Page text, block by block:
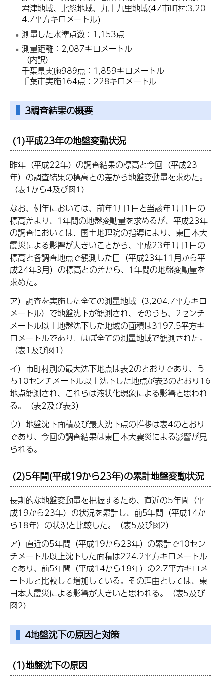
君津地域、北総地域、九十九里地域(47市町村:3,20
4.7平方キロメートル)
測量した水準点数：1,153点
測量距離：2,087キロメートル
（内訳）
千葉県実施989点：1,859キロメートル
千葉市実施164点：228キロメートル
3調査結果の概要
(1)平成23年の地盤変動状況
昨年（平成22年）の調査結果の標高と今回（平成23
年）の調査結果の標高との差から地盤変動量を求めた。
（表1から4及び図1）
なお、例年においては、前年1月1日と当該年1月1日の
標高差より、1年間の地盤変動量を求めるが、平成23年
の調査においては、国土地理院の指導により、東日本大
震災による影響が大きいことから、平成23年1月1日の
標高と各調査地点で観測した日（平成23年11月から平
成24年3月）の標高との差から、1年間の地盤変動量を
求めた。
ア）調査を実施した全ての測量地域（3,204.7平方キロ
メートル）で地盤沈下が観測され、そのうち、2センチ
メートル以上地盤沈下した地域の面積は3197.5平方キ
ロメートルであり、ほぼ全ての測量地域で観測された。
（表1及び図1）
イ）市町村別の最大沈下地点は表2のとおりであり、う
ち10センチメートル以上沈下した地点が表3のとおり16
地点観測され、これらは液状化現象による影響と思われ
る。（表2及び表3）
ウ）地盤沈下面積及び最大沈下点の推移は表4のとおり
であり、今回の調査結果は東日本大震災による影響が見
られる。
(2)5年間(平成19から23年)の累計地盤変動状況
長期的な地盤変動量を把握するため、直近の5年間（平
成19から23年）の状況を累計し、前5年間（平成14か
ら18年）の状況と比較した。（表5及び図2）
ア）直近の5年間（平成19から23年）の累計で10セン
チメートル以上沈下した面積は224.2平方キロメートル
であり、前5年間（平成14から18年）の2.7平方キロメ
ートルと比較して増加している。その理由としては、東
日本大震災による影響が大きいと思われる。（表5及び
図2）
4地盤沈下の原因と対策
(1)地盤沈下の原因